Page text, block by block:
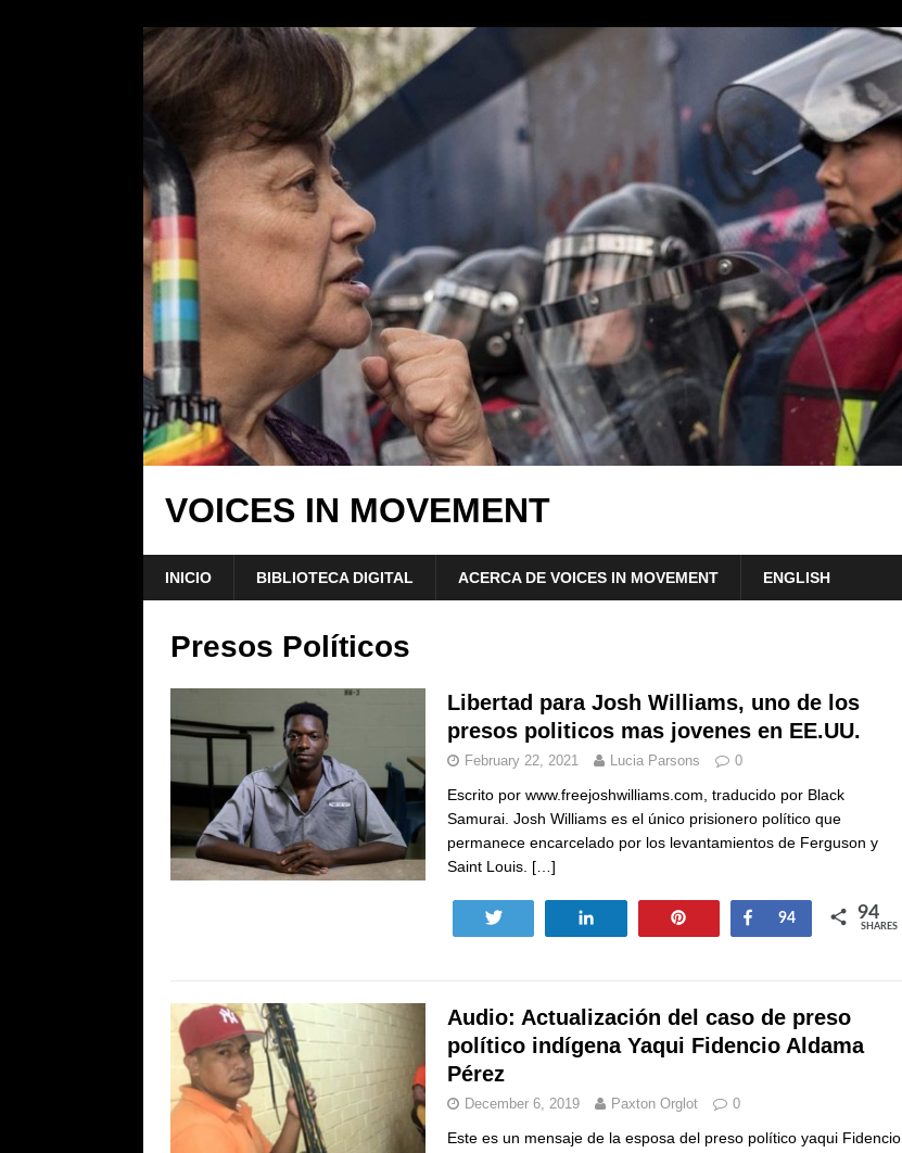
VOICES IN MOVEMENT
INICIO BIBLIOTECA DIGITAL ACERCA DE VOICES IN MOVEMENT ENGLISH
Presos Políticos
Libertad para Josh Williams, uno de los
presos politicos mas jovenes en EE.UU.
February 22, 2021 Lucia Parsons 0
Escrito por www.freejoshwilliams.com, traducido por Black
Samurai. Josh Williams es el único prisionero político que
permanece encarcelado por los levantamientos de Ferguson y
Saint Louis. […]
Share
94 94
SHARES
Audio: Actualización del caso de preso
político indígena Yaqui Fidencio Aldama
Pérez
December 6, 2019 Paxton Orglot 0
Este es un mensaje de la esposa del preso político yaqui Fidencio